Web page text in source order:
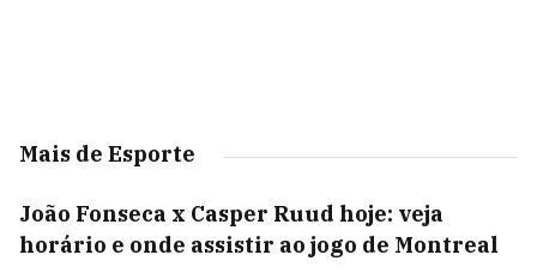
Mais de Esporte
João Fonseca x Casper Ruud hoje: veja
horário e onde assistir ao jogo de Montreal